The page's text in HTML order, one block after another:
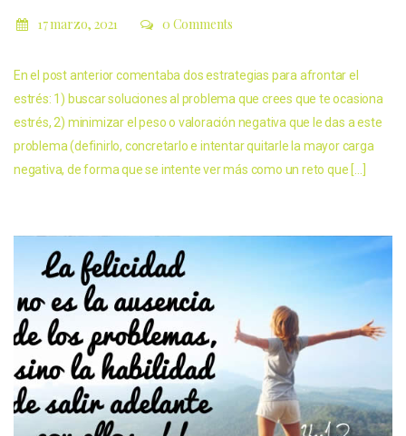
17 marzo, 2021 0 Comments
En el post anterior comentaba dos estrategias para afrontar el
estrés: 1) buscar soluciones al problema que crees que te ocasiona
estrés, 2) minimizar el peso o valoración negativa que le das a este
problema (definirlo, concretarlo e intentar quitarle la mayor carga
negativa, de forma que se intente ver más como un reto que […]